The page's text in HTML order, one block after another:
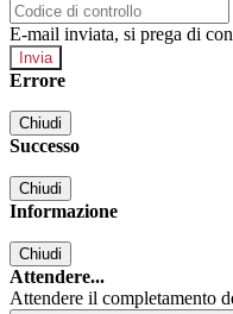
E-mail inviata, si prega di
Errore
Chiudi
Successo
Chiudi
Informazione
Chiudi
Attendere...
Attendere il completamento